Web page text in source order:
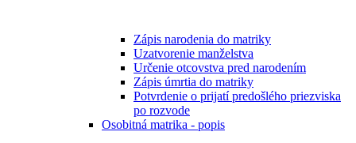
Zápis narodenia do matriky
Uzatvorenie manželstva
Určenie otcovstva pred narodením
Zápis úmrtia do matriky
Potvrdenie o prijatí predošlého priezviska
po rozvode
Osobitná matrika - popis